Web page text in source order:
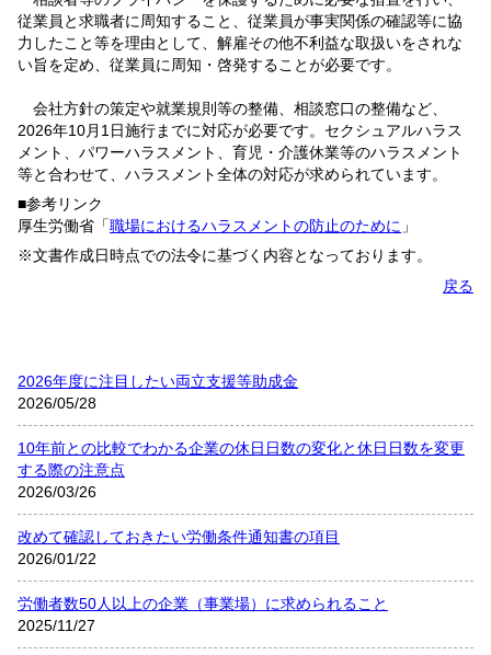
従業員と求職者に周知すること、従業員が事実関係の確認等に協
力したこと等を理由として、解雇その他不利益な取扱いをされな
い旨を定め、従業員に周知・啓発することが必要です。
会社方針の策定や就業規則等の整備、相談窓口の整備など、
2026年10月1日施行までに対応が必要です。セクシュアルハラス
メント、パワーハラスメント、育児・介護休業等のハラスメント
等と合わせて、ハラスメント全体の対応が求められています。
■参考リンク
厚生労働省「職場におけるハラスメントの防止のために 」
※文書作成日時点での法令に基づく内容となっております。
戻る
2026年度に注目したい両立支援等助成金
2026/05/28
10年前との比較でわかる企業の休日日数の変化と休日日数を変更
する際の注意点
2026/03/26
改めて確認しておきたい労働条件通知書の項目
2026/01/22
労働者数50人以上の企業（事業場）に求められること
2025/11/27